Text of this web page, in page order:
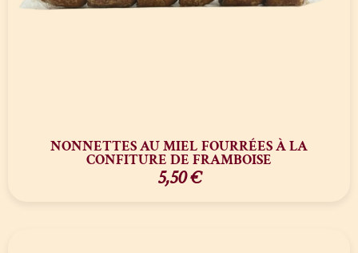
NONNETTES AU MIEL FOURRÉES À LA
CONFITURE DE FRAMBOISE
5,50€